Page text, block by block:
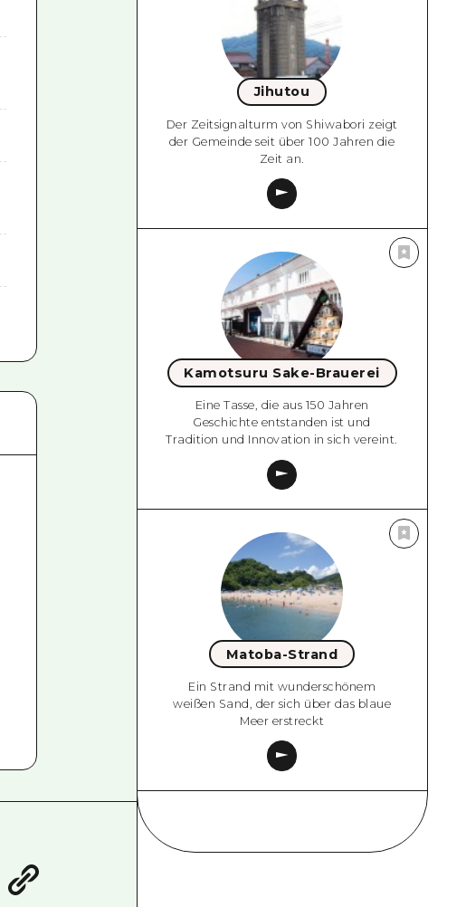
Jihutou
Der Zeitsignalturm von Shiwabori zeigt
der Gemeinde seit über 100 Jahren die
Zeit an.
Kamotsuru Sake-Brauerei
Eine Tasse, die aus 150 Jahren
Geschichte entstanden ist und
Tradition und Innovation in sich vereint.
Matoba-Strand
Ein Strand mit wunderschönem
weißen Sand, der sich über das blaue
Meer erstreckt